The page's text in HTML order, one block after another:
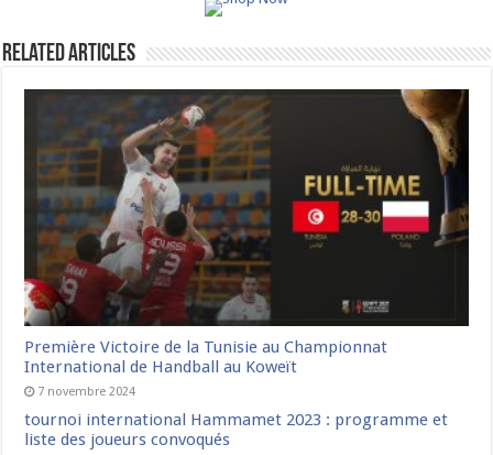
Related Articles
Première Victoire de la Tunisie au Championnat
International de Handball au Koweït
7 novembre 2024
tournoi international Hammamet 2023 : programme et
liste des joueurs convoqués